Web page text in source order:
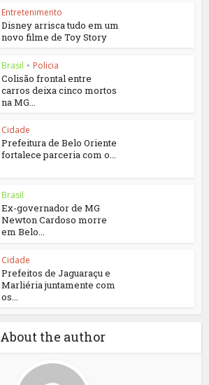
Entretenimento
Disney arrisca tudo em um
novo filme de Toy Story
Brasil • Policia
Colisão frontal entre
carros deixa cinco mortos
na MG...
Cidade
Prefeitura de Belo Oriente
fortalece parceria com o...
Brasil
Ex-governador de MG
Newton Cardoso morre
em Belo...
Cidade
Prefeitos de Jaguaraçu e
Marliéria juntamente com
os...
About the author